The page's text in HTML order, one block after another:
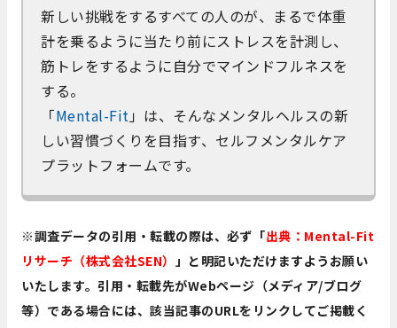
新しい挑戦をするすべての人のが、まるで体重
計を乗るように当たり前にストレスを計測し、
筋トレをするように自分でマインドフルネスを
する。
「Mental-Fit」は、そんなメンタルヘルスの新
しい習慣づくりを目指す、セルフメンタルケア
プラットフォームです。
※調査データの引用・転載の際は、必ず「出典：Mental-Fit
リサーチ（株式会社SEN） 」と明記いただけますようお願い
いたします。引用・転載先がWebページ（メディア/ブログ
等）である場合には、該当記事のURLをリンクしてご掲載く